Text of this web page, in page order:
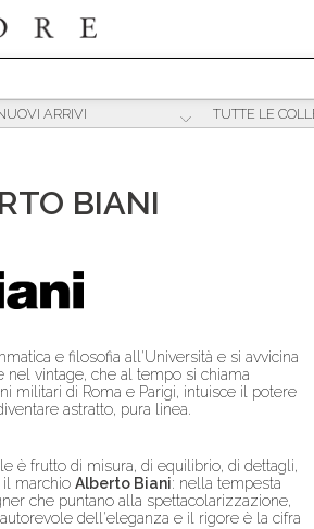
BIANI
e filosofia all'Università e si avvicina
vintage, che al tempo si chiama
militari di Roma e Parigi, intuisce il potere
astratto, pura linea.
è frutto di misura, di equilibrio, di dettagli,
il marchio Alberto Biani: nella tempesta
che puntano alla spettacolarizzazione,
dell'eleganza e il rigore è la cifra